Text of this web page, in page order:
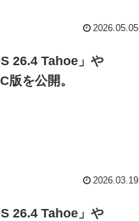
2026.05.05
26.4 Tahoe」や
版を公開。
2026.03.19
26.4 Tahoe」や